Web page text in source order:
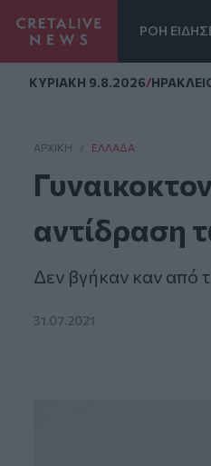
ΡΟΗ
ΚΥΡΙΑΚΗ 9.8.2026/
ΑΡΧΙΚΗ / ΕΛΛΆΔΑ
αντίδραση
Δεν βγήκαν καν από
31.07.2021